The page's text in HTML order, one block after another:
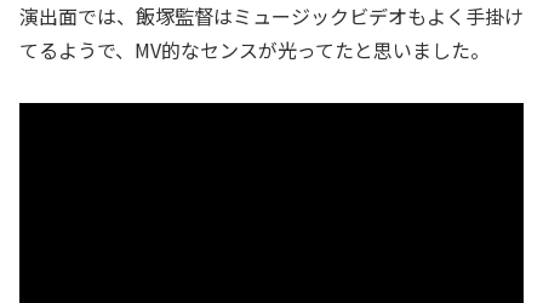
演出面では、飯塚監督はミュージックビデオもよく手掛け
てるようで、MV的なセンスが光ってたと思いました。